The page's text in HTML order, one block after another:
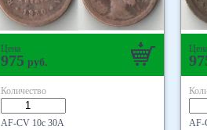
Цена
975 руб.
Количество
AF-CV 10с 30А AF-